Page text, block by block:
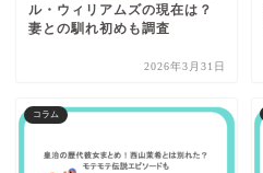
ル・ウィリアムズの現在は？
妻との馴れ初めも調査
2026年3月31日
コラム